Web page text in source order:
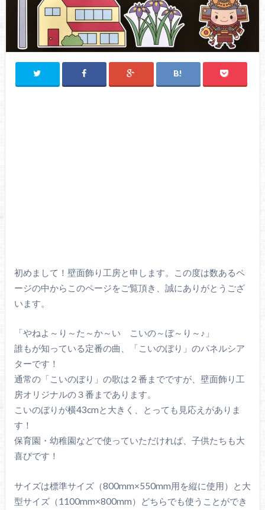
初めまして！壁面飾り工房と申します。この度は数あるペ
ージの中からこのページをご覧頂き、誠にありがとうござ
います。
「やねよ～り～た～か～い こいの～ぼ～り～♪」
誰もが知っている定番の曲、「こいのぼり」のパネルシア
ターです！
通常の「こいのぼり」の歌は２番までですが、壁面飾り工
房オリジナルの３番まであります。
こいのぼりが横43cmと大きく、とっても見応えがありま
す！
保育園・幼稚園などで使っていただければ、子供たちも大
喜びです！
サイズは標準サイズ（800mm×550mm用を縦に使用）と大
型サイズ（1100mm×800mm）どちらでも使うことができ